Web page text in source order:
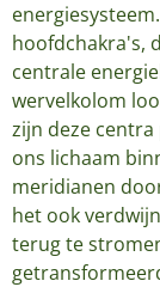
hoofdchakra's,
centrale
wervelkolom
zijn deze
ons lichaam
meridianen
het ook
terug te